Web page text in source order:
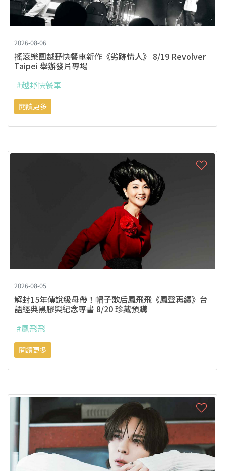
2026-08-06
搖滾樂團越野快餐車新作《劣跡情人》 8/19 Revolver
Taipei 舉辦發片專場
#越野快餐車
閱讀更多
2026-08-05
解封15年傳說級母帶！帽子歌后鳳飛飛《鳳聲再續》台
語經典黑膠與紀念專書 8/20 珍藏預購
#鳳飛飛
閱讀更多